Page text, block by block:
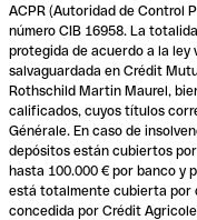
ACPR (Autoridad de Control
número CIB 16958. La
protegida de acuerdo a la
salvaguardada en Crédit
Rothschild Martin Maurel,
calificados, cuyos títulos
Générale. En caso de
depósitos están cubiertos
hasta 100.000 € por banco y
está totalmente cubierta por
concedida por Crédit